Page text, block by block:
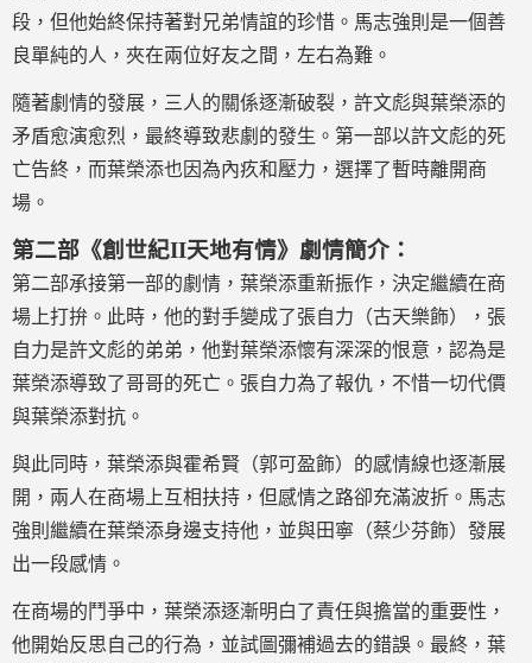
段，但他始終保持著對兄弟情誼的珍惜。馬志強則是一個善
良單純的人，夾在兩位好友之間，左右為難。
隨著劇情的發展，三人的關係逐漸破裂，許文彪與葉榮添的
矛盾愈演愈烈，最終導致悲劇的發生。第一部以許文彪的死
亡告終，而葉榮添也因為內疚和壓力，選擇了暫時離開商
場。
第二部《創世紀II天地有情》劇情簡介：
第二部承接第一部的劇情，葉榮添重新振作，決定繼續在商
場上打拚。此時，他的對手變成了張自力（古天樂飾），張
自力是許文彪的弟弟，他對葉榮添懷有深深的恨意，認為是
葉榮添導致了哥哥的死亡。張自力為了報仇，不惜一切代價
與葉榮添對抗。
與此同時，葉榮添與霍希賢（郭可盈飾）的感情線也逐漸展
開，兩人在商場上互相扶持，但感情之路卻充滿波折。馬志
強則繼續在葉榮添身邊支持他，並與田寧（蔡少芬飾）發展
出一段感情。
在商場的鬥爭中，葉榮添逐漸明白了責任與擔當的重要性，
他開始反思自己的行為，並試圖彌補過去的錯誤。最終，葉